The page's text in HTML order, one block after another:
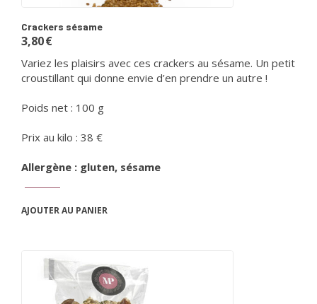
Crackers sésame
3,80€
Variez les plaisirs avec ces crackers au sésame. Un petit
croustillant qui donne envie d’en prendre un autre !
Poids net : 100 g
Prix au kilo : 38 €
Allergène : gluten, sésame
AJOUTER AU PANIER